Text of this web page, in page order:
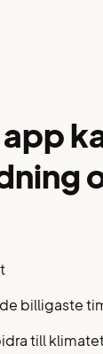
billigaste
till